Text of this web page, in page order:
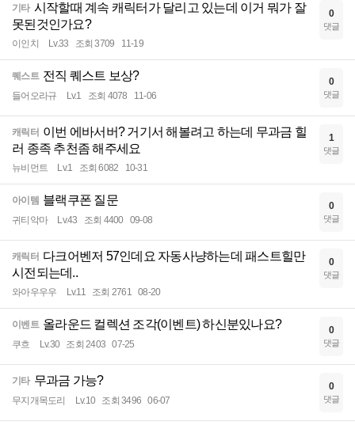
기타 시작할때 계속 캐릭터가 달리고 있는데 이거 뭐가 잘
못된것인가요?
이인치 Lv.33 조회 3709 11-19
0
댓글
퀘스트 전직 퀘스트 보상?
들어오라규 Lv.1 조회 4078 11-06
0
댓글
캐릭터 이번 에바서버? 거기서 해볼려고 하는데 무과금 힐
러 종족 추천좀 해주세요
뉴비먼트 Lv.1 조회 6082 10-31
1
댓글
아이템 블랙쿠폰 질문
귀티악마 Lv.43 조회 4400 09-08
0
댓글
캐릭터 다크어벤저 57인데요 자동사냥하는데 패스트힐만
시전되는데..
와아우우우 Lv.11 조회 2761 08-20
0
댓글
이벤트 올라운드 컬렉션 조각(이벤트) 하신분있나요?
쿠흐 Lv.30 조회 2403 07-25
0
댓글
기타 무과금 가능?
무지개목도리 Lv.10 조회 3496 06-07
0
댓글